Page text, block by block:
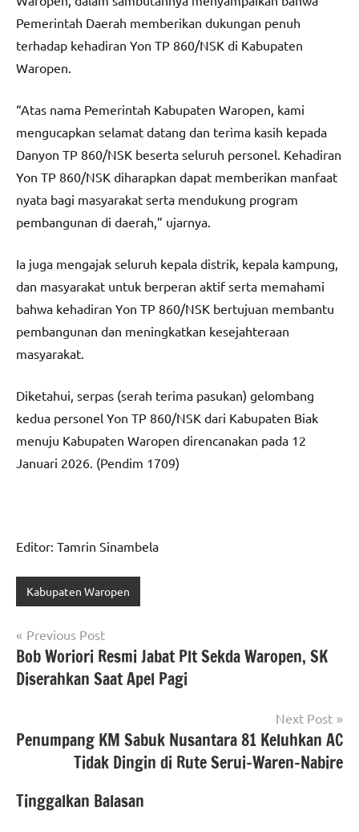
Pemerintah Daerah memberikan dukungan penuh
terhadap kehadiran Yon TP 860/NSK di Kabupaten
Waropen.
“Atas nama Pemerintah Kabupaten Waropen, kami
mengucapkan selamat datang dan terima kasih kepada
Danyon TP 860/NSK beserta seluruh personel. Kehadiran
Yon TP 860/NSK diharapkan dapat memberikan manfaat
nyata bagi masyarakat serta mendukung program
pembangunan di daerah,” ujarnya.
Ia juga mengajak seluruh kepala distrik, kepala kampung,
dan masyarakat untuk berperan aktif serta memahami
bahwa kehadiran Yon TP 860/NSK bertujuan membantu
pembangunan dan meningkatkan kesejahteraan
masyarakat.
Diketahui, serpas (serah terima pasukan) gelombang
kedua personel Yon TP 860/NSK dari Kabupaten Biak
menuju Kabupaten Waropen direncanakan pada 12
Januari 2026. (Pendim 1709)
Editor: Tamrin Sinambela
Kabupaten Waropen
Navigasi
pos
Previous Post
Bob Woriori Resmi Jabat Plt Sekda Waropen, SK
Diserahkan Saat Apel Pagi
Next Post
Penumpang KM Sabuk Nusantara 81 Keluhkan AC
Tidak Dingin di Rute Serui–Waren–Nabire
Tinggalkan Balasan